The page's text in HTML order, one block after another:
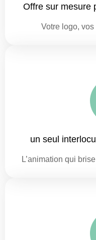
Offre sur mesure
Votre logo,
un seul
L’animation qui